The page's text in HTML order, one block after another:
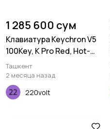
1 285 600 сум
Клавиатура Keychron V5
100Key, K Pro Red, Hot-
Swap, QMK, Knob, USB-A,
EN/UKR, RGB, Frosted Black
Ташкент
2 месяца назад
220volt